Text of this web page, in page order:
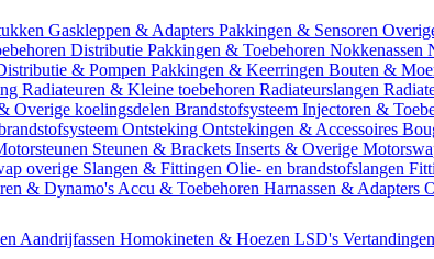
Gaskleppen & Adapters Pakkingen & Sensoren
Distributie Pakkingen & Toebehoren Nokkenassen
& Pompen Pakkingen & Keerringen Bouten &
Radiateuren & Kleine toebehoren Radiateurslangen
Overige koelingsdelen Brandstofsysteem Injectoren &
Ontsteking Ontstekingen & Accessoires
Steunen & Brackets Inserts & Overige
overige Slangen & Fittingen Olie- en brandstofslangen
& Dynamo's Accu & Toebehoren Harnassen & Adapters
Aandrijfassen Homokineten & Hoezen LSD's